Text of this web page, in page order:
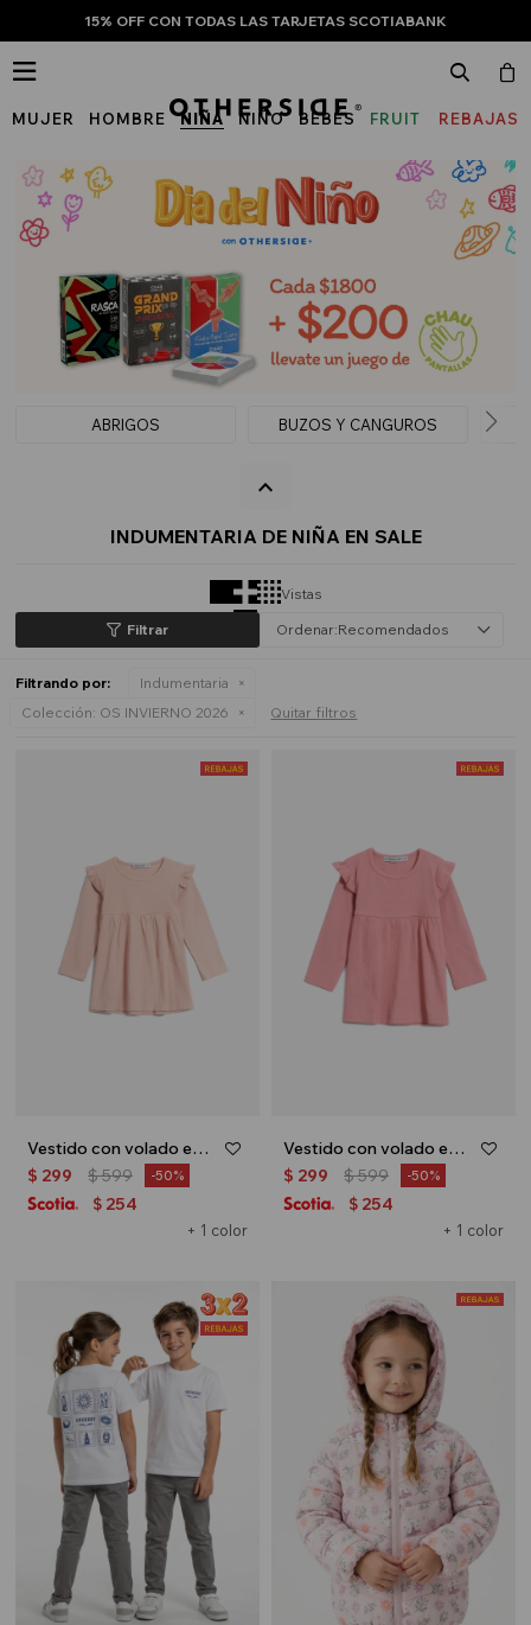
15% OFF CON TODAS LAS TARJETAS SCOTIABANK
MUJER HOMBRE NIÑA NIÑO BEBÉS
FRUIT
THE
LOOM
REBAJAS

ABRIGOS BUZOS Y CANGUROS
INDUMENTARIA DE NIÑA EN SALE
Vistas
Recomendados
Filtrando por:
Indumentaria
Colección: OS INVIERNO 2026 Quitar filtros
Vestido con volado en hombro - Terracota
+ 1 color
$ 299 $599 50
$ 254
Vestido con volado en hombro - Rosa
+ 1 color
$ 299 $599 50
$ 254